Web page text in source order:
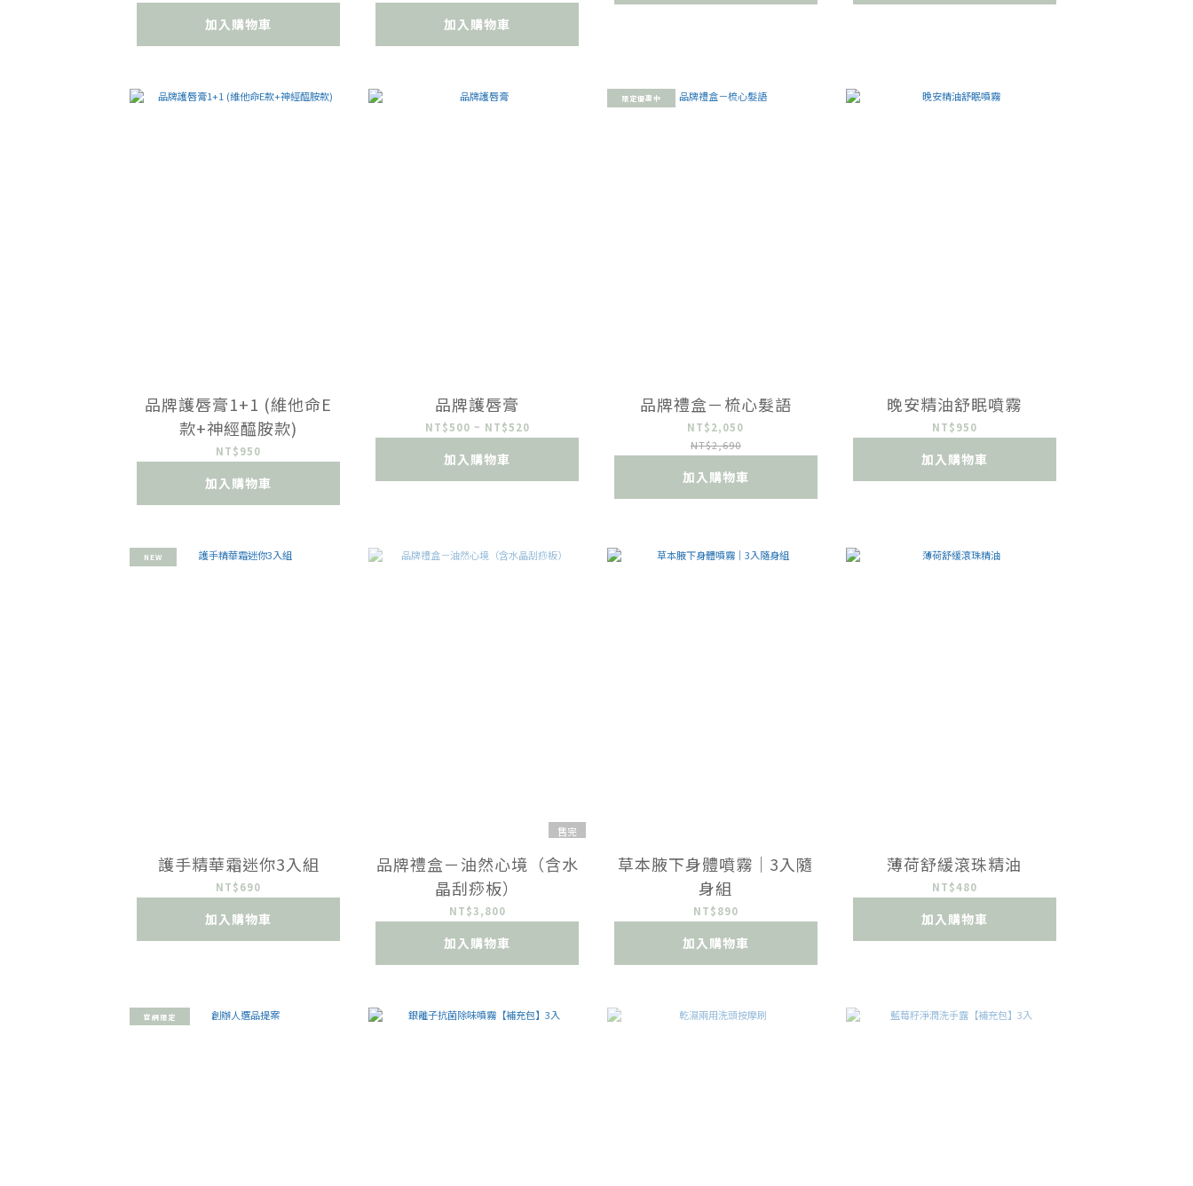
加入購物車 加入購物車
品牌護唇膏1+1 (維他命E
款+神經醯胺款)
NT$950
加入購物車
品牌護唇膏
NT$500 ~ NT$520
加入購物車
限定優惠中
品牌禮盒－梳心髮語
NT$2,050
NT$2,690
加入購物車
晚安精油舒眠噴霧
NT$950
加入購物車
NEW
護手精華霜迷你3入組
NT$690
加入購物車
售完
品牌禮盒－油然心境（含水
晶刮痧板）
NT$3,800
加入購物車
草本腋下身體噴霧｜3入隨
身組
NT$890
加入購物車
薄荷舒緩滾珠精油
NT$480
加入購物車
官網限定